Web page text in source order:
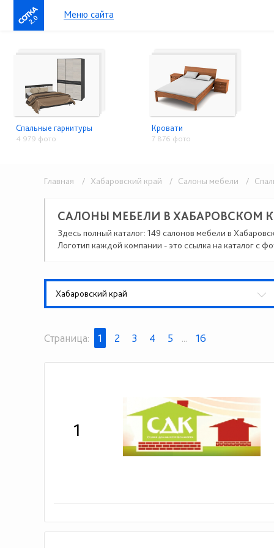
2.0 Меню сайта
Спальные гарнитуры
4 979 фото
Кровати
7 876 фото
Главная / Хабаровский край / Салоны мебели /
САЛОНЫ МЕБЕЛИ В ХАБАРОВСКОМ
Здесь полный каталог: 149 салонов мебели в
Логотип каждой компании - это ссылка на каталог с
Хабаровский край
Страница: 1 2 3 4 5 ... 16
1